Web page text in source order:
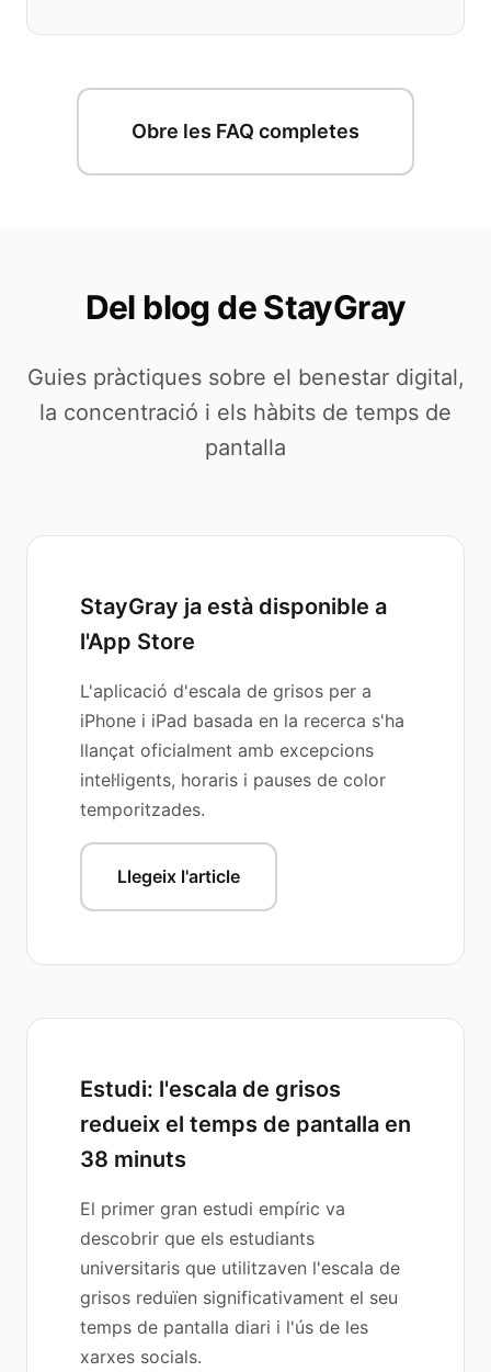
Obre les FAQ completes
Del blog de StayGray
Guies pràctiques sobre el benestar digital,
la concentració i els hàbits de temps de
pantalla
StayGray ja està disponible a
l'App Store
L'aplicació d'escala de grisos per a
iPhone i iPad basada en la recerca s'ha
llançat oficialment amb excepcions
intel·ligents, horaris i pauses de color
temporitzades.
Llegeix l'article
Estudi: l'escala de grisos
redueix el temps de pantalla en
38 minuts
El primer gran estudi empíric va
descobrir que els estudiants
universitaris que utilitzaven l'escala de
grisos reduïen significativament el seu
temps de pantalla diari i l'ús de les
xarxes socials.